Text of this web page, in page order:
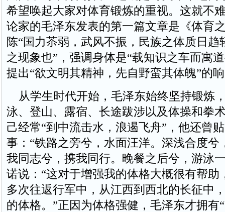
希望唤起大家对体育锻炼的重视。这就不
论家的毛泽东发表的第一篇文章是《体育
陈“国力苶弱，武风不振，民族之体质日趋
之现象也”，强调身体是“载知识之车而寓
提出“欲文明其精神，先自野蛮其体魄”的
从学生时代开始，毛泽东始终坚持锻炼
泳、登山、露宿、长途跋涉以及体操和拳
己经常“到中流击水，浪遏飞舟”，他还曾
事：“铁路之旁兮，水面汪洋。深浅合度兮
我同志兮，携我同行。晚餐之后兮，游泳
诺说：“这对于增强我的体格大概很有帮助
多次往返行军中，从江西到西北的长征中
的体格。”正因为体格强健，毛泽东才拥有